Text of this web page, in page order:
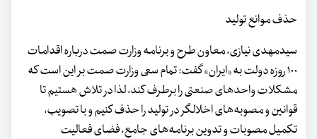
حذف موانع تولید
سیدمهدی نیازی، معاون طرح و برنامه وزارت صمت درباره اقدامات
۱۰۰ روزه دولت به «ایران» گفت: تمام سعی وزارت صمت بر این است که
مشکلات واحدهای صنعتی را برطرف کند، لذا در تلاش هستیم تا
قوانین و مصوبه‌های اخلالگر در تولید را حذف کنیم و با تصویب،
تکمیل مصوبات و تدوین برنامه‌های جامع، فضای فعالیت